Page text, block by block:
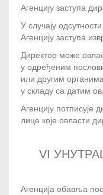
Агенцију заступа
У случају
Агенцију заступа
Директор може
у одређеним
или другим
у складу са датим
Агенцију потписује
лице које овласти
VI
Агенција обавља